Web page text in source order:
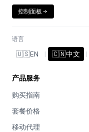
控制面板
语言
🇺🇸EN | 🇨🇳中文 |
产品服务
购买指南
套餐价格
移动代理